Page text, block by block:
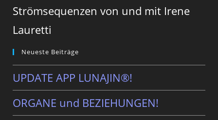
Strömsequenzen von und mit Irene
Lauretti
Neueste Beiträge
UPDATE APP LUNAJIN®!
ORGANE und BEZIEHUNGEN!